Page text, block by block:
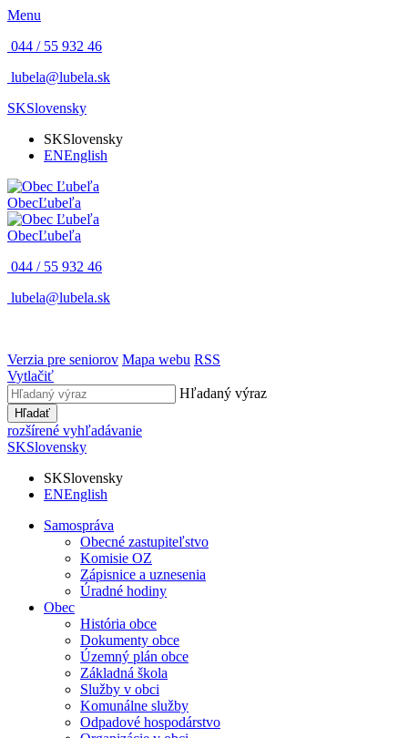
Menu
044 / 55 932 46
lubela@lubela.sk
SKSlovensky
SKSlovensky
ENEnglish
ObecĽubeľa
ObecĽubeľa
044 / 55 932 46
lubela@lubela.sk
Verzia pre seniorov Mapa webu RSS
Vytlačiť
Hľadaný výraz
Hľadať
rozšírené vyhľadávanie
SKSlovensky
SKSlovensky
ENEnglish
Samospráva
Obecné zastupiteľstvo
Komisie OZ
Zápisnice a uznesenia
Úradné hodiny
Obec
História obce
Dokumenty obce
Územný plán obce
Základná škola
Služby v obci
Komunálne služby
Odpadové hospodárstvo